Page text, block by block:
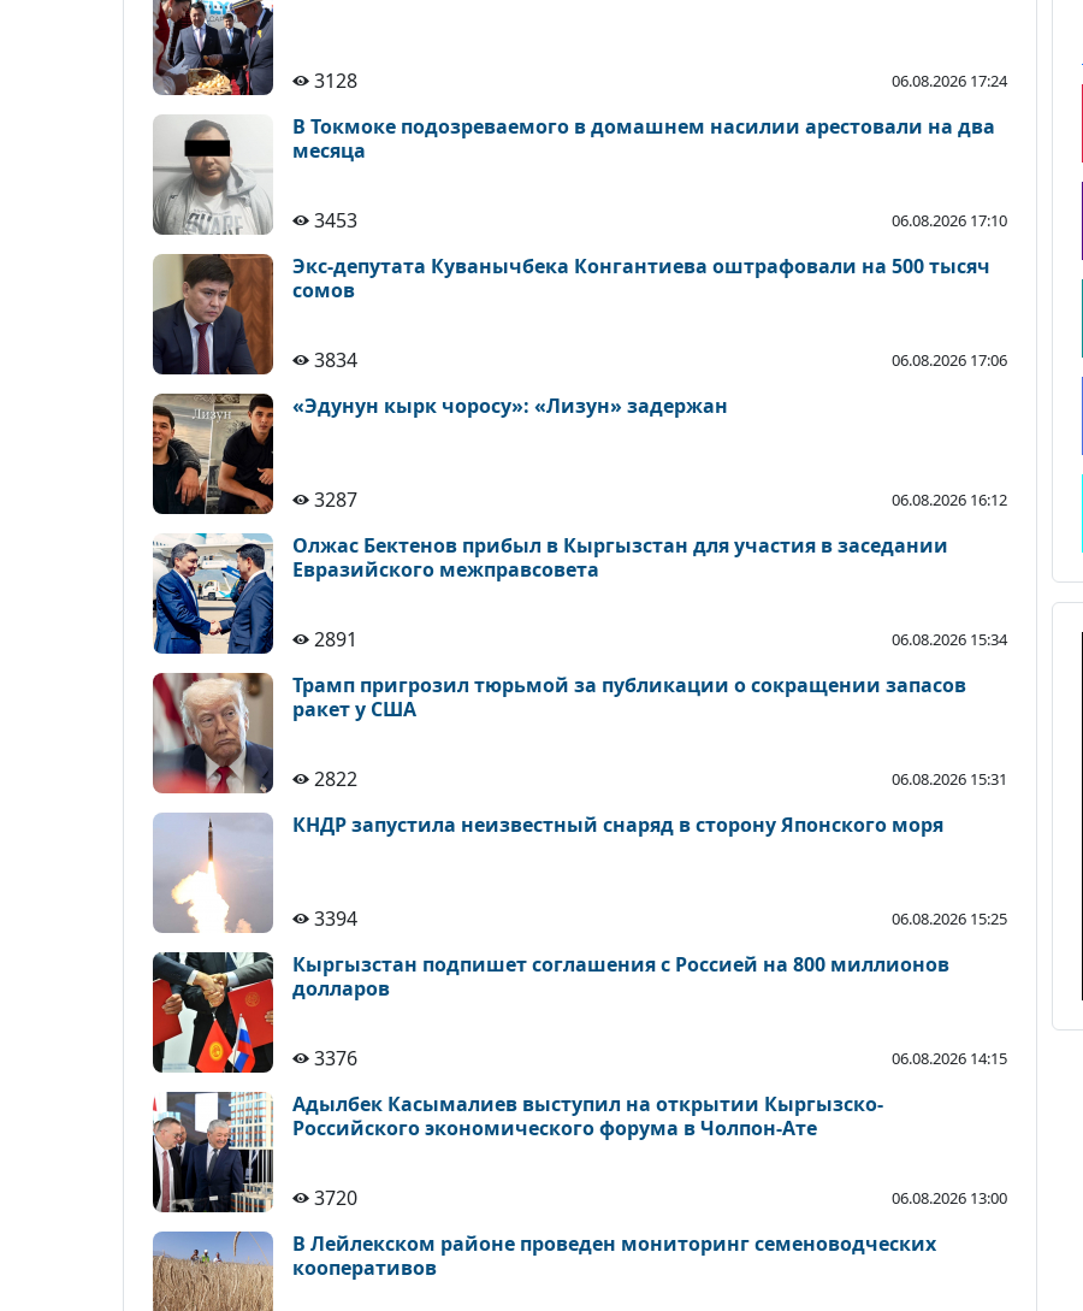
3128 06.08.2026 17:24
В Токмоке подозреваемого в домашнем насилии арестовали на два
месяца
3453 06.08.2026 17:10
Экс-депутата Куванычбека Конгантиева оштрафовали на 500 тысяч
сомов
3834 06.08.2026 17:06
«Эдунун кырк чоросу»: «Лизун» задержан
3287 06.08.2026 16:12
Олжас Бектенов прибыл в Кыргызстан для участия в заседании
Евразийского межправсовета
2891 06.08.2026 15:34
Трамп пригрозил тюрьмой за публикации о сокращении запасов
ракет у США
2822 06.08.2026 15:31
КНДР запустила неизвестный снаряд в сторону Японского моря
3394 06.08.2026 15:25
Кыргызстан подпишет соглашения с Россией на 800 миллионов
долларов
3376 06.08.2026 14:15
Адылбек Касымалиев выступил на открытии Кыргызско-
Российского экономического форума в Чолпон-Ате
3720 06.08.2026 13:00
В Лейлекском районе проведен мониторинг семеноводческих
кооперативов